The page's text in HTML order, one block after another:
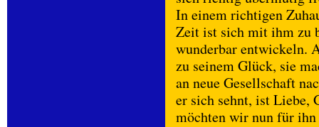
In einem richtigen
Zeit ist sich mit ihm zu
wunderbar entwickeln.
zu seinem Glück, sie
an neue Gesellschaft
er sich sehnt, ist Liebe,
möchten wir nun für